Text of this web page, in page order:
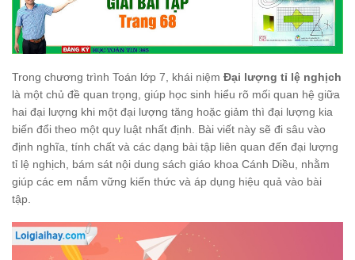
Trong chương trình Toán lớp 7, khái niệm Đại lượng tỉ lệ nghịch
là một chủ đề quan trọng, giúp học sinh hiểu rõ mối quan hệ giữa
hai đại lượng khi một đại lượng tăng hoặc giảm thì đại lượng kia
biến đổi theo một quy luật nhất định. Bài viết này sẽ đi sâu vào
định nghĩa, tính chất và các dạng bài tập liên quan đến đại lượng
tỉ lệ nghịch, bám sát nội dung sách giáo khoa Cánh Diều, nhằm
giúp các em nắm vững kiến thức và áp dụng hiệu quả vào bài
tập.